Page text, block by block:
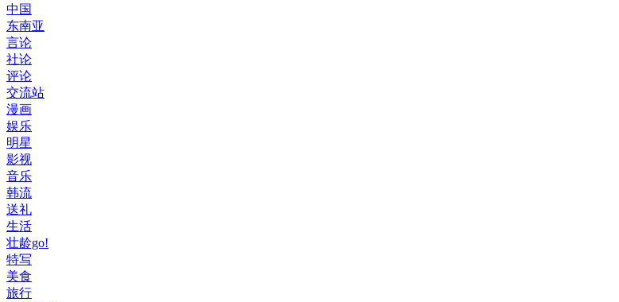
中国
东南亚
言论
社论
评论
交流站
漫画
娱乐
明星
影视
音乐
韩流
送礼
生活
壮龄go!
特写
美食
旅行